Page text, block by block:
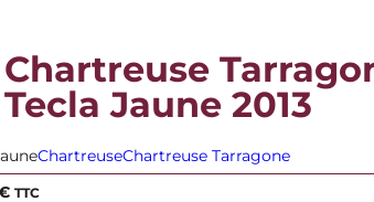
Chartreuse
Tecla Jaune 2013
ChartreuseChartreuse Tarragone
TTC